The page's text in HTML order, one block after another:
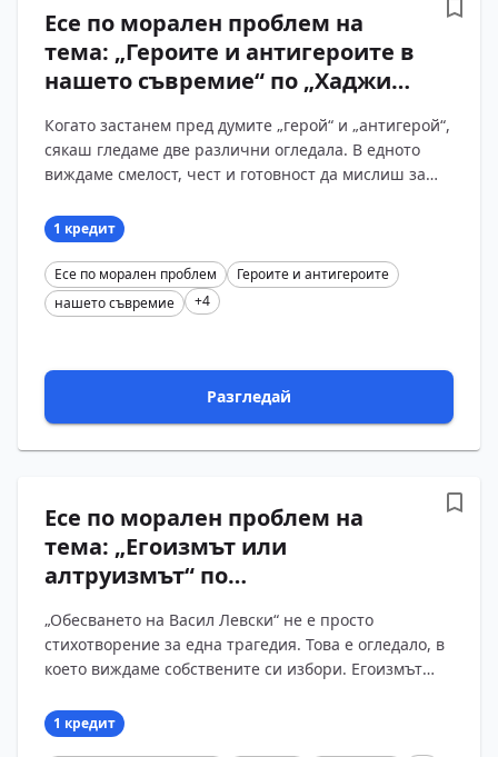
Есе по морален проблем на
тема: „Героите и антигероите в
нашето съвремие“ по „Хаджи
механата“ от Христо Ботев
Когато застанем пред думите „герой“ и „антигерой“,
сякаш гледаме две различни огледала. В едното
виждаме смелост, чест и готовност да мислиш за
1 кредит
Есе по морален проблем
Героите и антигероите
нашето съвремие
+4
Разгледай
Есе по морален проблем на
тема: „Егоизмът или
алтруизмът“ по
на Васил Левски“ на Христо
Ботев
„Обесването на Васил Левски“ не е просто
стихотворение за една трагедия. Това е огледало, в
което виждаме собствените си избори. Егоизмът
учебника, а...
1 кредит